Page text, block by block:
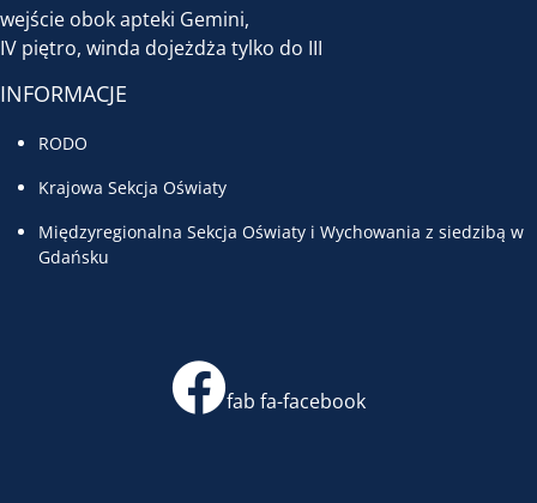
wejście obok apteki Gemini,
IV piętro, winda dojeżdża tylko do III
INFORMACJE
RODO
Krajowa Sekcja Oświaty
Międzyregionalna Sekcja Oświaty i Wychowania z siedzibą w
Gdańsku
fab fa-facebook